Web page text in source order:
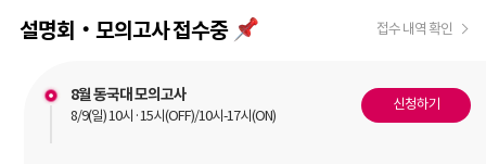
설명회‧모의고사 접수중 접수 내역 확인
8월 동국대 모의고사
8/9(일) 10시·15시(OFF)/10시-17시(ON)
신청하기